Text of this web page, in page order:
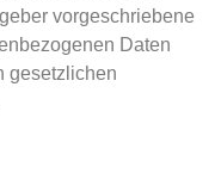
vorgeschriebene
Daten
gesetzlichen